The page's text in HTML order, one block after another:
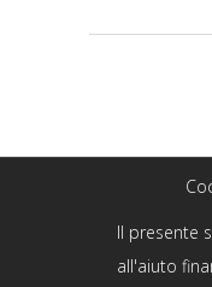
Il presente
all'aiuto